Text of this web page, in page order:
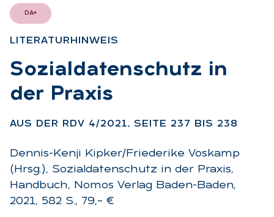
DA+
LI­TE­RA­TUR­HIN­WEIS
:
So­zi­al­da­ten­schutz in
der Pra­xis
AUS DER RDV 4/2021, SEI­TE 237 BIS 238
Dennis-Kenji Kipker/Friederike Voskamp
(Hrsg.), Sozialdatenschutz in der Praxis,
Handbuch, Nomos Verlag Baden-Baden,
2021, 582 S., 79,– €